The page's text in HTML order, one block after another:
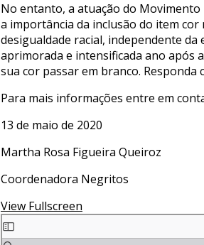
No entanto, a atuação do
a importância da inclusão do item
desigualdade racial, independente
aprimorada e intensificada ano após
sua cor passar em branco. Responda
Para mais informações entre em
13 de maio de 2020
Martha Rosa Figueira Queiroz
Coordenadora Negritos
View Fullscreen
Skip
to